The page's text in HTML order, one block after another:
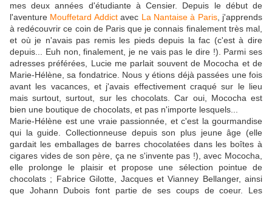
mes deux années d'étudiante à Censier. Depuis le début de
l'aventure Mouffetard Addictavec La Nantaise à Paris, j'apprends
à redécouvrir ce coin de Paris que je connais finalement très mal,
et où je n'avais pas remis les pieds depuis la fac (c'est à dire
depuis... Euh non, finalement, je ne vais pas le dire !). Parmi ses
adresses préférées, Lucie me parlait souvent de Mococha et de
Marie-Hélène, sa fondatrice. Nous y étions déjà passées une fois
avant les vacances, et j'avais effectivement craqué sur le lieu
mais surtout, surtout, sur les chocolats. Car oui, Mococha est
bien une boutique de chocolats, et pas n'importe lesquels...
Marie-Hélène est une vraie passionnée, et c'est la gourmandise
qui la guide. Collectionneuse depuis son plus jeune âge (elle
gardait les emballages de barres chocolatées dans les boîtes à
cigares vides de son père, ça ne s'invente pas !), avec Mococha,
elle prolonge le plaisir et propose une sélection pointue de
chocolats ; Fabrice Gilotte, Jacques et Vianney Bellanger, ainsi
que Johann Dubois font partie de ses coups de coeur. Les